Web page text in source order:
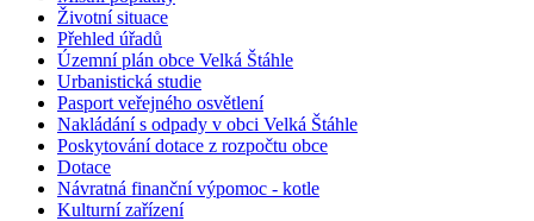
Životní situace
Přehled úřadů
Územní plán obce Velká Štáhle
Urbanistická studie
Pasport veřejného osvětlení
Nakládání s odpady v obci Velká Štáhle
Poskytování dotace z rozpočtu obce
Dotace
Návratná finanční výpomoc - kotle
Kulturní zařízení